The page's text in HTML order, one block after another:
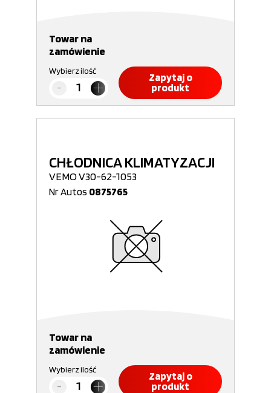
Towar na
zamówienie
Wybierz ilość
Zapytaj o
produkt
CHŁODNICA KLIMATYZACJI
VEMO V30-62-1053
Nr Autos 0875765
Towar na
zamówienie
Wybierz ilość
Zapytaj o
produkt